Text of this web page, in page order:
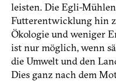
leisten. Die Egli-
Futterentwicklung hin
Ökologie und weniger
ist nur möglich, wenn
die Umwelt und den
Dies ganz nach dem